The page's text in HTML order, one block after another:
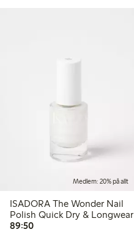
Medlem: 20% på allt
ISADORA The Wonder Nail
Polish Quick Dry & Longwear
89:5089,50 kr